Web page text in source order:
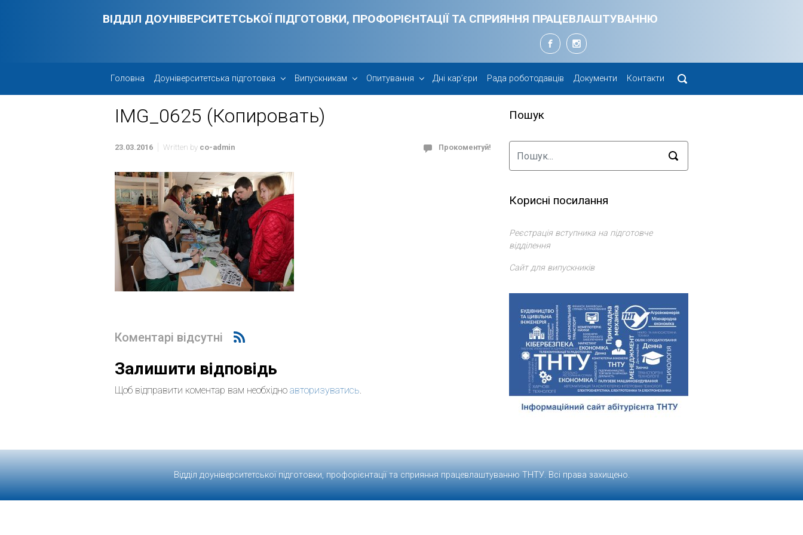
ВІДДІЛ ДОУНІВЕРСИТЕТСЬКОЇ ПІДГОТОВКИ, ПРОФОРІЄНТАЦІЇ ТА СПРИЯННЯ ПРАЦЕВЛАШТУВАННЮ
Головна Доуніверситетська підготовка Випускникам Опитування Дні кар’єри Рада роботодавців Документи Контакти
IMG_0625 (Копировать)
23.03.2016 Written by co-admin Прокоментуй!
Коментарі відсутні
Залишити відповідь
Щоб відправити коментар вам необхідно авторизуватись.
Пошук
Корисні посилання
Реєстрація вступника на підготовче
відділення
Сайт для випускників
Відділ доуніверситетської підготовки, профорієнтації та сприяння працевлаштуванню ТНТУ. Всі права захищено.